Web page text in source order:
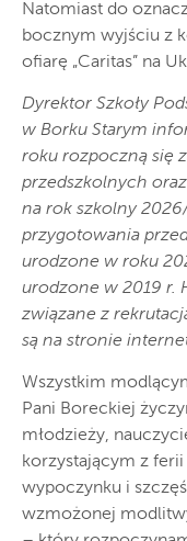
Natomiast do
bocznym wyjściu z
ofiarę „Caritas” na
Dyrektor Szkoły
w Borku Starym
roku rozpoczną się
przedszkolnych
na rok szkolny
przygotowania
urodzone w roku
urodzone w 2019 r.
związane z
są na stronie
Wszystkim
Pani Boreckiej
młodzieży,
korzystającym z
wypoczynku i
wzmożonej